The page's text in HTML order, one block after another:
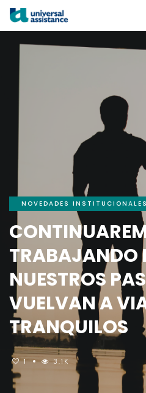
NOVEDADES INSTITUCIONALES
TRABAJANDO
NUESTROS
VUELVAN A
TRANQUILOS
1 3.1K